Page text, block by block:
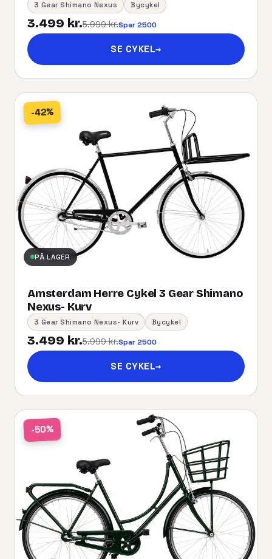
3 Gear Shimano Nexus Bycykel
3.499 kr.5.999 kr.Spar 2500
SE CYKEL→
-42%
PÅ LAGER
Amsterdam Herre Cykel 3 Gear Shimano
Nexus- Kurv
3 Gear Shimano Nexus- Kurv Bycykel
3.499 kr.5.999 kr.Spar 2500
SE CYKEL→
-50%